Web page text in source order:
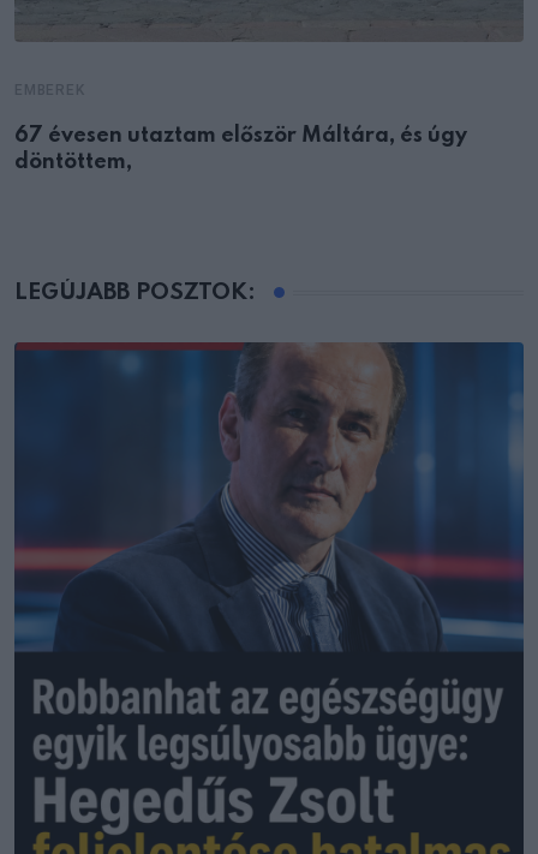
67 évesen utaztam először Máltára, és úgy
döntöttem,
LEGÚJABB POSZTOK: